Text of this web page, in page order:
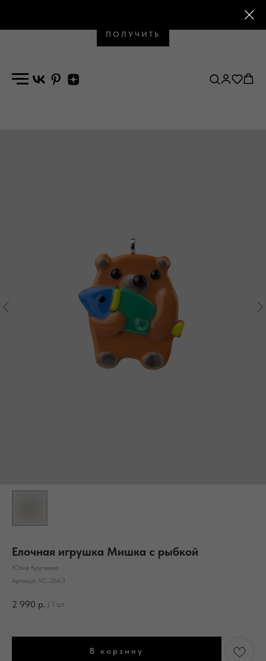
ПОЛУЧИТЬ
Елочная игрушка Мишка с рыбкой
Юлия Крутеева
Артикул: ХС-2663
2 990 р. / 1 шт
В корзину